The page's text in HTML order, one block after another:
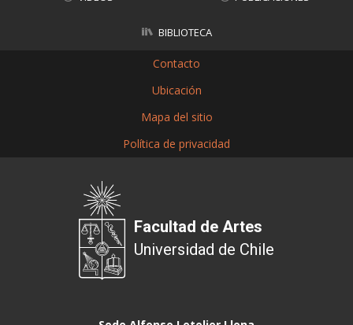
BIBLIOTECA
Contacto
Ubicación
Mapa del sitio
Política de privacidad
Facultad de Artes
Universidad de Chile